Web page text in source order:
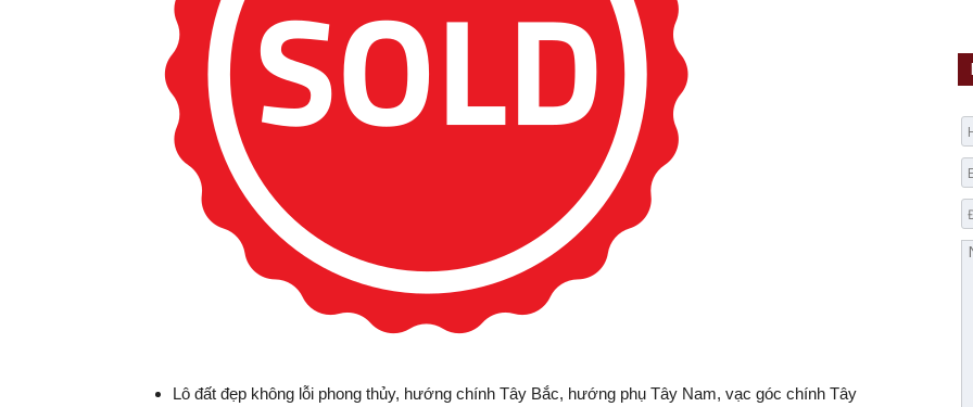
Lô đất đẹp không lỗi phong thủy, hướng chính Tây Bắc, hướng phụ Tây Nam, vạc góc chính Tây